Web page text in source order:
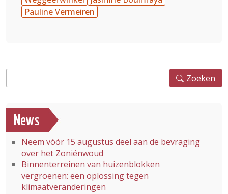
Pauline Vermeiren
Zoeken
News
Neem vóór 15 augustus deel aan de bevraging
over het Zoniënwoud
Binnenterreinen van huizenblokken
vergroenen: een oplossing tegen
klimaatveranderingen